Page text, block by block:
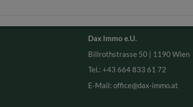
Dax Immo e.U.
Billrothstrasse 50 | 1190 Wien
Tel.: +43 664 833 61 72
E-Mail: office@dax-immo.at